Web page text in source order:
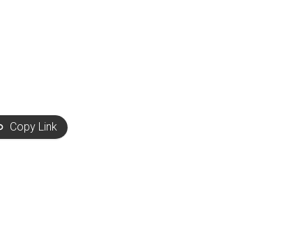
Copy Link